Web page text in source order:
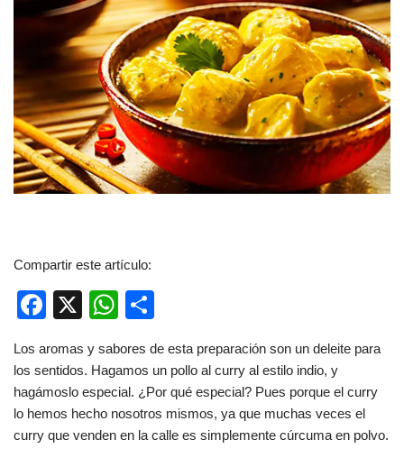
Compartir este artículo:
F
c
e
b
o
X
W
at
s
A
p
m
p
ar
tir
Los aromas y sabores de esta preparación son un deleite para
los sentidos. Hagamos un pollo al curry al estilo indio, y
hagámoslo especial. ¿Por qué especial? Pues porque el curry
lo hemos hecho nosotros mismos, ya que muchas veces el
curry que venden en la calle es simplemente cúrcuma en polvo.